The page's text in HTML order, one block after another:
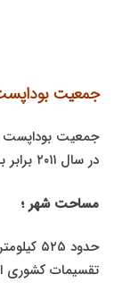
جمعیت
جمعیت بوداپست
در سال ۲۰۱۱ برابر با ۱٬۷۲۱٬۵۵۶ نفر بوده است.
مساحت شهر ؛
حدود
تقسیمات کشوری